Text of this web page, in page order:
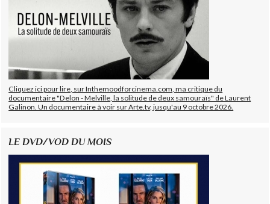
Cliquez ici pour lire, sur Inthemoodforcinema.com, ma critique du
documentaire "Delon - Melville, la solitude de deux samouraïs" de Laurent
Galinon. Un documentaire à voir sur Arte.tv, jusqu'au 9 octobre 2026.
LE DVD/VOD DU MOIS